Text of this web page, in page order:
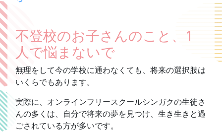
不登校のお子さんのこと、1
人で悩まないで
無理をして今の学校に通わなくても、将来の選択肢は
いくらでもあります。
実際に、オンラインフリースクールシンガクの生徒さ
んの多くは、自分で将来の夢を見つけ、生き生きと過
ごされている方が多いです。